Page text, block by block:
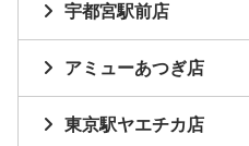
宇都宮駅前店
アミューあつぎ店
東京駅ヤエチカ店